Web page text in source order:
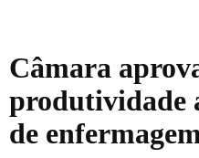
Câmara
produtividade
de